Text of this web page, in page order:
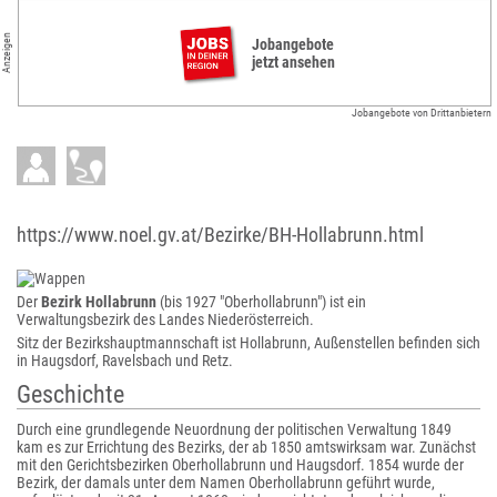
Anzeigen
Jobangebote
jetzt ansehen
Jobangebote von Drittanbietern
https://www.noel.gv.at/Bezirke/BH-Hollabrunn.html
DerBezirk Hollabrunn (bis 1927 "Oberhollabrunn") ist ein
Verwaltungsbezirk des Landes Niederösterreich.
Sitz der Bezirkshauptmannschaft ist Hollabrunn, Außenstellen befinden sich
in Haugsdorf, Ravelsbach und Retz.
Geschichte
Durch eine grundlegende Neuordnung der politischen Verwaltung 1849
kam es zur Errichtung des Bezirks, der ab 1850 amtswirksam war. Zunächst
mit den Gerichtsbezirken Oberhollabrunn und Haugsdorf. 1854 wurde der
Bezirk, der damals unter dem Namen Oberhollabrunn geführt wurde,